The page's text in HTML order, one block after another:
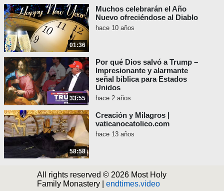
01:36
Muchos celebrarán el Año
Nuevo ofreciéndose al Diablo
hace 10 años
33:55
Por qué Dios salvó a Trump –
Impresionante y alarmante
señal bíblica para Estados
Unidos
hace 2 años
58:58
Creación y Milagros |
vaticanocatolico.com
hace 13 años
All rights reserved © 2026 Most Holy
Family Monastery |endtimes.video